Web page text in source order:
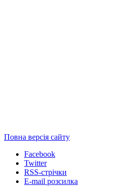
Повна версія сайту
Facebook
Twitter
RSS-стрічки
E-mail розсилка